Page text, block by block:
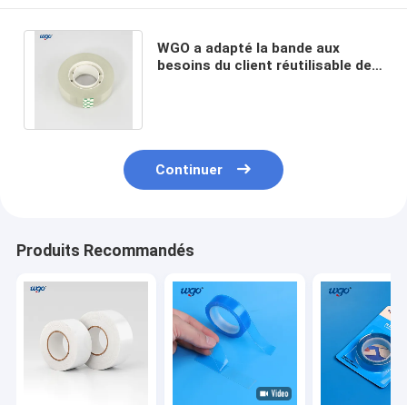
WGO a adapté la bande aux
besoins du client réutilisable de
Continuer
Produits Recommandés